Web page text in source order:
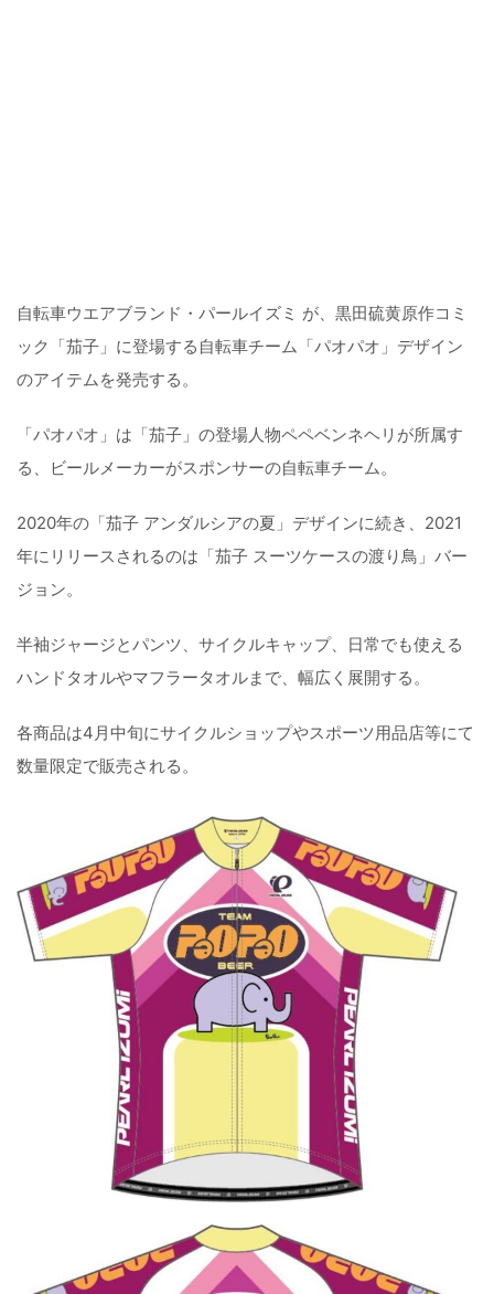
自転車ウエアブランド・パールイズミ が、黒田硫黄原作コミ
ック「茄子」に登場する自転車チーム「パオパオ」デザイン
のアイテムを発売する。
「パオパオ」は「茄子」の登場人物ペペベンネヘリが所属す
る、ビールメーカーがスポンサーの自転車チーム。
2020年の「茄子 アンダルシアの夏」デザインに続き、2021
年にリリースされるのは「茄子 スーツケースの渡り鳥」バー
ジョン。
半袖ジャージとパンツ、サイクルキャップ、日常でも使える
ハンドタオルやマフラータオルまで、幅広く展開する。
各商品は4月中旬にサイクルショップやスポーツ用品店等にて
数量限定で販売される。